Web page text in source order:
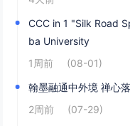
CCC in 1 "Silk Road
ba University
1周前
(08-01)
翰墨融通中外境 禅心
2周前
(07-29)